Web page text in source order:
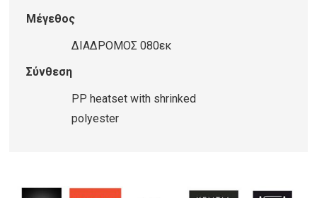
ποσότητα
Μέγεθος
ΔΙΑΔΡΟΜΟΣ 080εκ
Σύνθεση
PP heatset with shrinked
polyester